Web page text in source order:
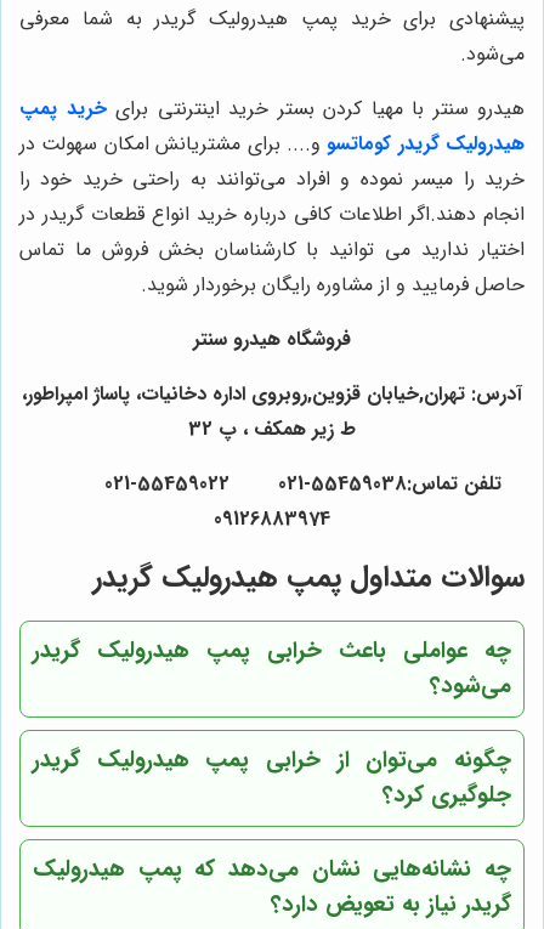
پیشنهادی برای خرید پمپ هیدرولیک گریدر به شما معرفی
می‌شود.
هیدرو سنتر با مهیا کردن بستر خرید اینترنتی برایخرید پمپ
هیدرولیک گریدر کوماتسو و.... برای مشتریانش امکان سهولت در
خرید را میسر نموده و افراد می‌توانند به راحتی خرید خود را
انجام دهند.اگر اطلاعات کافی درباره خرید انواع قطعات گریدر در
اختیار ندارید می توانید با کارشناسان بخش فروش ما تماس
حاصل فرمایید و از مشاوره رایگان برخوردار شوید.
فروشگاه هیدرو سنتر
آدرس: تهران,خیابان قزوین,روبروی اداره دخانیات، پاساژ امپراطور،
ط زیر همکف ، پ 32
09126883974
سوالات متداول پمپ هیدرولیک گریدر
چه عواملی باعث خرابی پمپ هیدرولیک گریدر
می‌شود؟
چگونه می‌توان از خرابی پمپ هیدرولیک گریدر
جلوگیری کرد؟
چه نشانه‌هایی نشان می‌دهد که پمپ هیدرولیک
گریدر نیاز به تعویض دارد؟